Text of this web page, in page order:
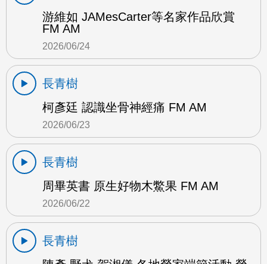
游維如 JAMesCarter等名家作品欣賞
FM AM
2026/06/24
長青樹
柯彥廷 認識坐骨神經痛 FM AM
2026/06/23
長青樹
周畢英書 原生好物木鱉果 FM AM
2026/06/22
長青樹